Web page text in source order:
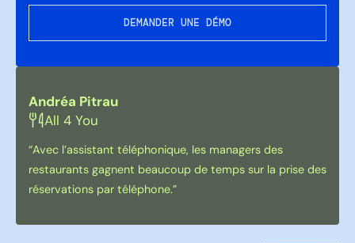
DEMANDER UNE DÉMO
Andréa Pitrau
All 4 You
“Avec l’assistant téléphonique, les managers des
restaurants gagnent beaucoup de temps sur la prise des
réservations par téléphone.”